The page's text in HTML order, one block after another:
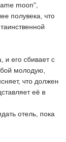
moon",
полувека, что
и его сбивает с
молодую,
что должен
её в
отель, пока